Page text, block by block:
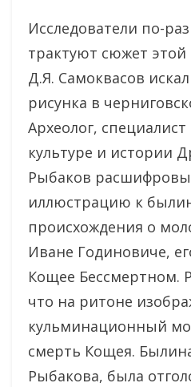
Исследователи по-
трактуют сюжет
Д.Я. Самоквасов
рисунка в
Археолог,
культуре и истории
Рыбаков
иллюстрацию к
происхождения о
Иване Годиновиче,
Кощее Бессмертном.
что на ритоне
кульминационный
смерть Кощея.
Рыбакова, была